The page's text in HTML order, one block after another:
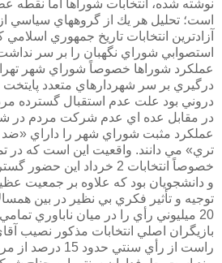
نوشته شده، انتخابات شوراها اما
است؛ تحليل هر يك از گروههاي سياسي
آزادترين انتخابات تاريخ جمهوري
استصوابي شوراي نگهبان را بر سر
عملكرد شوراها خصوصاً شوراي شهر
درگيري بر سر شهردارهاي متعدد
دروني بود علت عدم استقبال گسترده
در مقابل عده اي عدم شركت مردم در
عملكرد مثبت شوراي شهر را داراي «ضد
تري» مي دانند. واقعيت اين است كه در
خصوصاً انتخابات 2 خرداد اين
و دانشجويان بود كه علاوه بر جمعيت
توجيه و تأثير فكري بي نظير در بين
20 ميليوني رأي را در ميان ناباوري
بازيگران اصلي انتخابات مذكور نصيب
راست از رأي سنتي